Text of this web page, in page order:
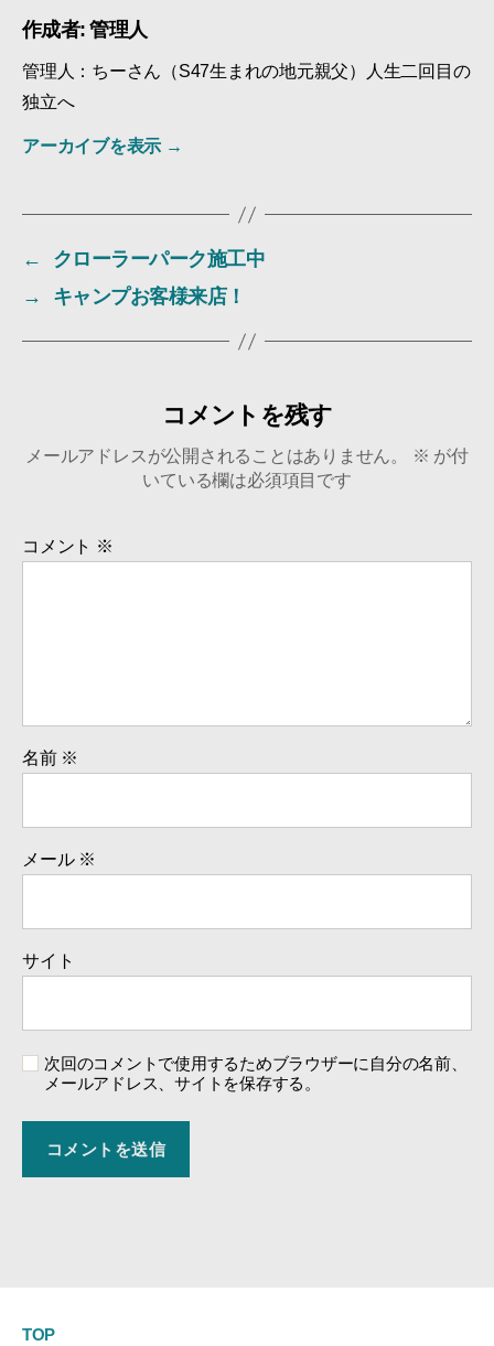
c
e
b
o
tt
er
g
er
作成者: 管理人
管理人：ちーさん（S47生まれの地元親父）人生二回目の
独立へ
アーカイブを表示 →
←
クローラーパーク施工中
→
キャンプお客様来店！
コメントを残す
メールアドレスが公開されることはありません。 ※ が付
いている欄は必須項目です
コメント ※
名前 ※
メール ※
サイト
次回のコメントで使用するためブラウザーに自分の名前、
メールアドレス、サイトを保存する。
TOP